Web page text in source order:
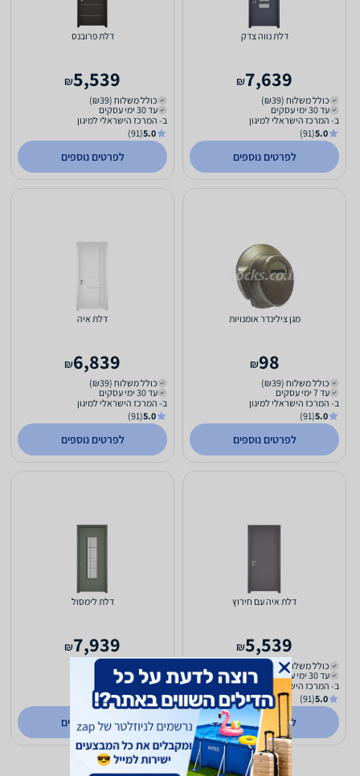
דלת נווה צדק
7,639
₪
כולל משלוח (₪39)
עד 30 ימי עסקים
ב- המרכז הישראלי למיגון
5.0
(91)
לפרטים נוספים
דלת פרובנס
5,539
₪
כולל משלוח (₪39)
עד 30 ימי עסקים
ב- המרכז הישראלי למיגון
5.0
(91)
לפרטים נוספים
מגן צילינדר אומנויות
98
₪
כולל משלוח (₪39)
עד 7 ימי עסקים
ב- המרכז הישראלי למיגון
5.0
(91)
לפרטים נוספים
דלת איה
6,839
₪
כולל משלוח (₪39)
עד 30 ימי עסקים
ב- המרכז הישראלי למיגון
5.0
(91)
לפרטים נוספים
דלת איה עם חירוץ
5,539
₪
כולל משלוח (₪39)
עד 30 ימי עסקים
ב- המרכז הישראלי למיגון
5.0
(91)
לפרטים נוספים
דלת לימסול
7,939
₪
כולל משלוח (₪39)
עד 30 ימי עסקים
ב- המרכז הישראלי למיגון
5.0
(91)
לפרטים נוספים